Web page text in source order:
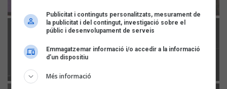
Publicitat i continguts personalitzats, mesurament de
la publicitat i del contingut, investigació sobre el
públic i desenvolupament de serveis
Emmagatzemar informació i/o accedir a la informació
d’un dispositiu
Més informació